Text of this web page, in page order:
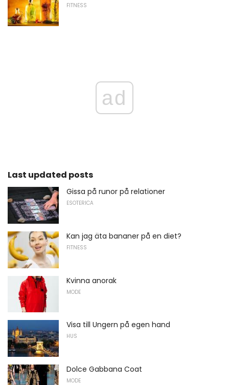
FITNESS
ad
Last updated posts
Gissa på runor på relationer
ESOTERICA
Kan jag äta bananer på en diet?
FITNESS
Kvinna anorak
MODE
Visa till Ungern på egen hand
HUS
Dolce Gabbana Coat
MODE